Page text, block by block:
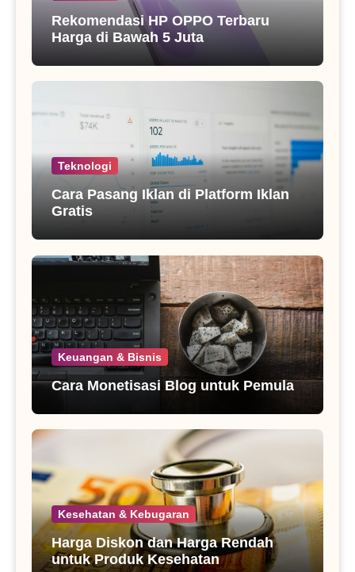
Rekomendasi HP OPPO Terbaru
Harga di Bawah 5 Juta
Teknologi
Cara Pasang Iklan di Platform Iklan
Gratis
Keuangan & Bisnis
Cara Monetisasi Blog untuk Pemula
Kesehatan & Kebugaran
Harga Diskon dan Harga Rendah
untuk Produk Kesehatan